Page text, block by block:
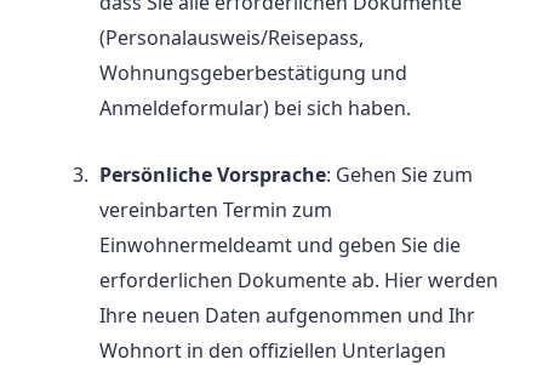
(Personalausweis/Reisepass,
Wohnungsgeberbestätigung und
Anmeldeformular) bei sich haben.
Persönliche Vorsprache: Gehen Sie zum
vereinbarten Termin zum
Einwohnermeldeamt und geben Sie die
erforderlichen Dokumente ab. Hier werden
Ihre neuen Daten aufgenommen und Ihr
Wohnort in den offiziellen Unterlagen